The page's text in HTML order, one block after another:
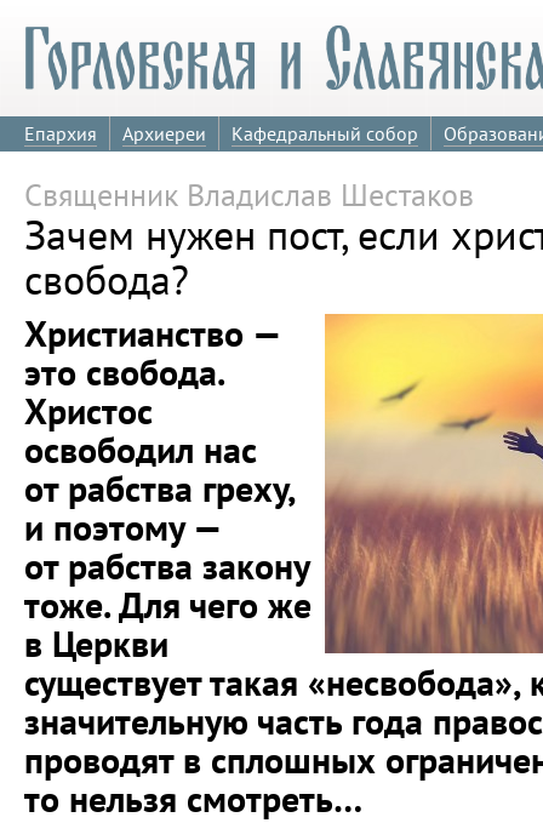
Епархия Архиереи Кафедральный собор
Священник Владислав Шестаков
Зачем нужен пост, если
свобода?
Христианство —
это свобода.
Христос
освободил нас
от рабства греху,
и поэтому —
от рабства закону
тоже. Для чего же
в Церкви
существует такая «несвобода»,
значительную часть года
проводят в сплошных
то нельзя смотреть…